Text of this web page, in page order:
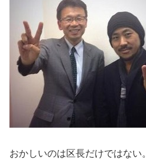
おかしいのは区長だけではない